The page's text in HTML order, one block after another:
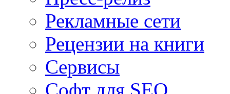
Рекламные сети
Рецензии на книги
Сервисы